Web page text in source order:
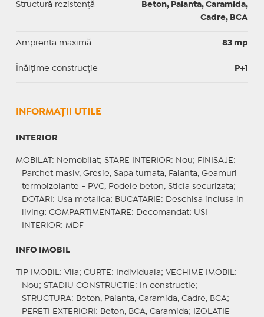
Structură rezistență
Beton, Paianta, Caramida,
Cadre, BCA
Amprenta maximă 83 mp
Înălțime construcție P+1
INFORMAŢII UTILE
INTERIOR
MOBILAT : Nemobilat; STARE INTERIOR: Nou; FINISAJE :
Parchet masiv, Gresie, Sapa turnata, Faianta, Geamuri
termoizolante - PVC, Podele beton, Sticla securizata;
DOTARI : Usa metalica; BUCATARIE : Deschisa inclusa in
living; COMPARTIMENTARE : Decomandat; USI
INTERIOR: MDF
INFO IMOBIL
TIP IMOBIL : Vila; CURTE : Individuala; VECHIME IMOBIL :
Nou; STADIU CONSTRUCTIE : In constructie;
STRUCTURA: Beton, Paianta, Caramida, Cadre, BCA;
PERETI EXTERIORI : Beton, BCA, Caramida;
IZOLATIE